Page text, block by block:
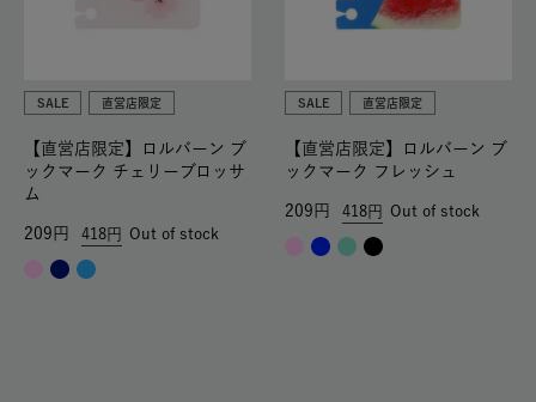
SALE 直営店限定
【直営店限定】ロルバーン ブ
ックマーク チェリーブロッサ
ム
418
209 Out of stock
SALE 直営店限定
【直営店限定】ロルバーン ブ
ックマーク フレッシュ
418
209 Out of stock